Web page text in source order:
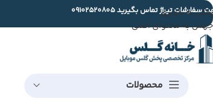
رفتن به ناوبری
جهش به محتوای اصلی
09102520805سفارشات تیراژ تماس بگیرید
محصولات